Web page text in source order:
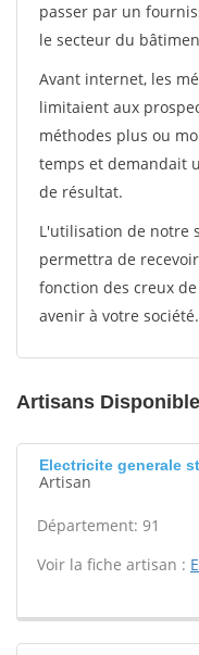
passer par un
le secteur du
Avant internet, les
limitaient aux
méthodes plus ou
temps et demandait
de résultat.
L'utilisation de notre
permettra de
fonction des creux
avenir à votre société.
Artisans
Electricite generale
Artisan
Département: 91
Voir la fiche artisan :